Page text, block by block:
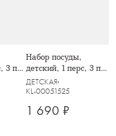
3 пр,
Набор посуды,
детский, 1 перс, 3 пр,
фарфор N, белый,
Животные в цирке,
ДЕТСКАЯ
KL-00051525
1 690 ₽